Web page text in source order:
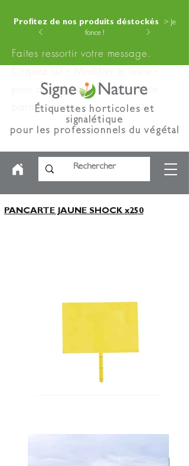
Profitez de nos produits déstockés
> Je
fonce !
Faites ressortir votre message.
Cliquez sur « Modifier le texte »
pour ajouter votre contenu à ce
paragraphe.
Étiquettes horticoles et
signalétique
pour les professionnels du végétal
PANCARTE JAUNE SHOCK x250